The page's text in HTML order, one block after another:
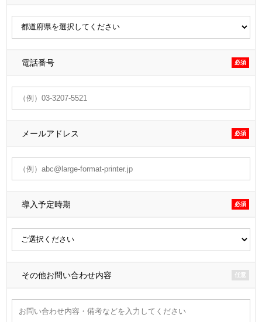
電話番号 必須
メールアドレス 必須
導入予定時期 必須
その他お問い合わせ内容 任意